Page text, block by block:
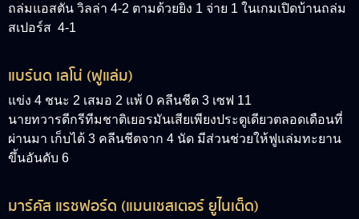
ถล่มแอสตัน วิลล่า 4-2 ตามด้วยยิง 1 จ่าย 1 ในเกมเปิดบ้านถล่ม
สเปอร์ส 4-1
แบร์นด เลโน่ (ฟูแล่ม)
แข่ง 4 ชนะ 2 เสมอ 2 แพ้ 0 คลีนชีต 3 เซฟ 11
นายทวารดีกรีทีมชาติเยอรมันเสียเพียงประตูเดียวตลอดเดือนที่
ผ่านมา เก็บได้ 3 คลีนชีตจาก 4 นัด มีส่วนช่วยให้ฟูแล่มทะยาน
ขึ้นอันดับ 6
มาร์คัส แรชฟอร์ด (แมนเชสเตอร์ ยูไนเต็ด)